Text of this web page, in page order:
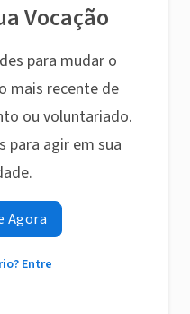
Vocação
para mudar o
mais recente de
ou voluntariado.
para agir em sua
Agora
Entre